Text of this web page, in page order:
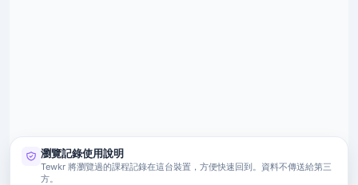
瀏覽記錄使用說明
Tewkr 將瀏覽過的課程記錄在這台裝置，方便快速回到。資料不傳送給第三
方。